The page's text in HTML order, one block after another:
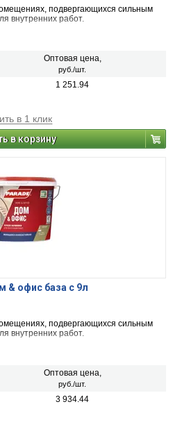
подвергающихся сильным
внутренних работ.
Оптовая цена,
руб./шт.
1 251.94
в 1 клик
в корзину
& офис база с 9л
подвергающихся сильным
внутренних работ.
Оптовая цена,
руб./шт.
3 934.44